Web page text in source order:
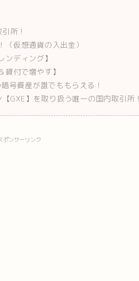
所！
（仮想通貨の入出金）
ンディング】
貸付で増やす】
号資産が誰でももらえる！
GXE】を取り扱う唯一の国内取引所！
ポンサーリンク